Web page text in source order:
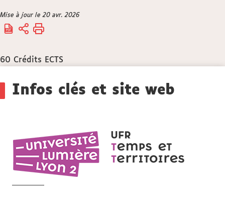
Vous
êtes
Accueil
Mise à jour le 20 avr. 2026
60 Crédits ECTS
Infos clés et site web
et